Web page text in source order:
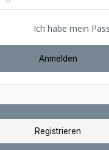
Ich habe mein
Anmelden
Registrieren